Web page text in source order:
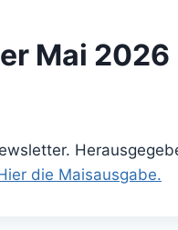
Mai 2026
die Maisausgabe.